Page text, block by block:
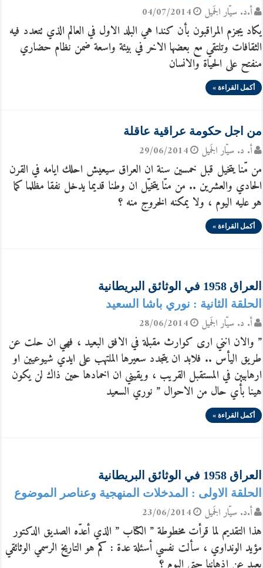
أ.د. سيّار الجَميل 04/07/2014
يكاد يجزم المراقبون بأن كندا هي البلد الاول في العالم الذي تتعدد فيه
الثقافات وتلتقي مع بعضها الاخر في بيئة واسعة ضمن نظام حضاري
منفتح على الحياة والانسان
أكمل القراءة »
من اجل حكومة عراقية عاقلة
أ. د. سيّار الجَميل 29/06/2014
من مّنا يتخيل قبل خمسين سنة ان العراق سيعيش احلك ايامه في القرن
الحادي والعشرين .. من منّا يتخيّل ان وطنا قديما يدخل نفقا مظلما كما
هو عليه اليوم ، ولا يمكنه الخروج منه ؟
أكمل القراءة »
العراق 1958 في الوثائق البريطانية
الحلقة الثانية : نوري باشا السعيد
أ. د. سيّار الجَميل 28/06/2014
” والان انني ارى كوارث مقبلة في الافق البعيد ، فهي ان حلت عن
طريق اليأس .. فلابد ان يتجدد سعيرها الملتهب على ايدي شيوعيين او
ارهابيين في المستقبل القريب ، ويقيني ان اخمادها حين ذاك لن يكون
هينا بأي حال من الاحوال ” نوري السعيد
أكمل القراءة »
العراق 1958 في الوثائق البريطانية
الحلقة الاولى : المدخلات المنهجية وعناصر الموضوع
أ.د. سيّار الجَميل 23/06/2014
هذا التقديم لما قرأت مخطوطة ” الكتاب ” الذي أعدّه الصديق الدكتور
مؤيد الونداوي ، سألت نفسي أسئلة عدة : كم هو التاريخ الرسمي الوثائقي